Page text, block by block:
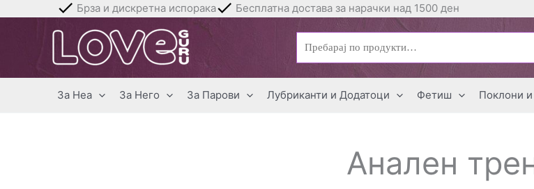
Брза и дискретна испорака Бесплатна достава за нарачки над 1500 ден
За Неа За Него За Парови Лубриканти и Додатоци Фетиш Поклони и
Анален